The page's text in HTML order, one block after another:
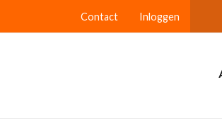
Contact Inloggen